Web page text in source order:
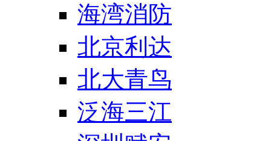
海湾消防
北京利达
北大青鸟
泛海三江